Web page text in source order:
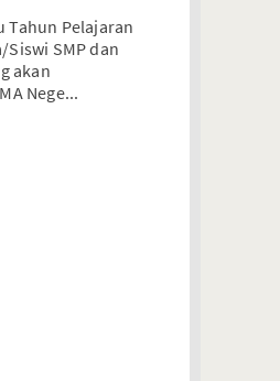
Tahun Pelajaran
Siswi SMP dan
akan
Nege...